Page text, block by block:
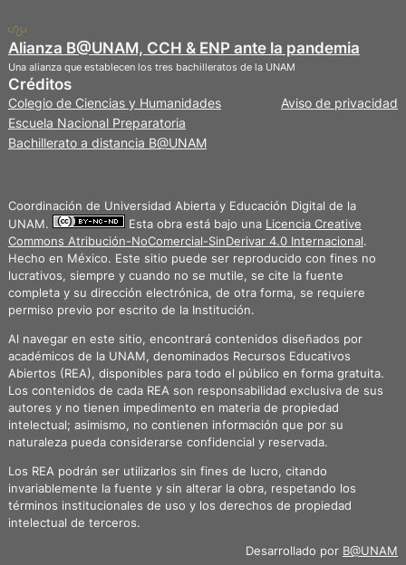
Alianza B@UNAM, CCH & ENP ante la pandemia
Una alianza que establecen los tres bachilleratos de la UNAM
Créditos
Colegio de Ciencias y Humanidades
Escuela Nacional Preparatoria
Bachillerato a distancia B@UNAM
Aviso de privacidad
Coordinación de Universidad Abierta y Educación Digital de la
UNAM.
Esta obra está bajo una Licencia Creative
Commons Atribución-NoComercial-SinDerivar 4.0 Internacional.
Hecho en México. Este sitio puede ser reproducido con fines no
lucrativos, siempre y cuando no se mutile, se cite la fuente
completa y su dirección electrónica, de otra forma, se requiere
permiso previo por escrito de la Institución.
Al navegar en este sitio, encontrará contenidos diseñados por
académicos de la UNAM, denominados Recursos Educativos
Abiertos (REA), disponibles para todo el público en forma gratuita.
Los contenidos de cada REA son responsabilidad exclusiva de sus
autores y no tienen impedimento en materia de propiedad
intelectual; asimismo, no contienen información que por su
naturaleza pueda considerarse confidencial y reservada.
Los REA podrán ser utilizarlos sin fines de lucro, citando
invariablemente la fuente y sin alterar la obra, respetando los
términos institucionales de uso y los derechos de propiedad
intelectual de terceros.
Desarrollado por B@UNAM